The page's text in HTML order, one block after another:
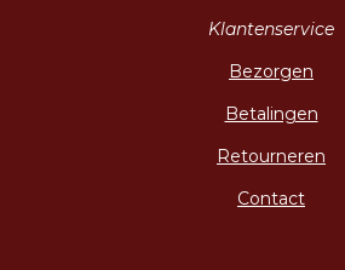
Klantenservice
Bezorgen
Betalingen
Retourneren
Contact